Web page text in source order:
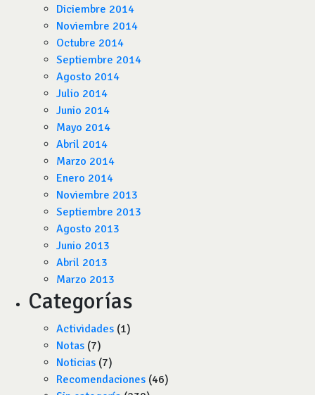
Diciembre 2014
Noviembre 2014
Octubre 2014
Septiembre 2014
Agosto 2014
Julio 2014
Junio 2014
Mayo 2014
Abril 2014
Marzo 2014
Enero 2014
Noviembre 2013
Septiembre 2013
Agosto 2013
Junio 2013
Abril 2013
Marzo 2013
Categorías
Actividades (1)
Notas (7)
Noticias (7)
Recomendaciones (46)